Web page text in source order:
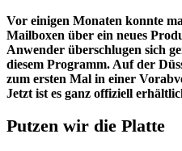
Vor einigen Monaten konnte
Mailboxen über ein neues
Anwender überschlugen sich
diesem Programm. Auf der
zum ersten Mal in einer
Jetzt ist es ganz offiziell
Putzen wir die Platte